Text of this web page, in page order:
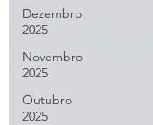
Dezembro
2025
Novembro
2025
Outubro
2025